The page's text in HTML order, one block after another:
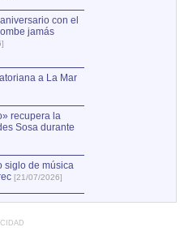
con el
jamás
a La Mar
recupera la
Sosa durante
siglo de música
[21/07/2026]